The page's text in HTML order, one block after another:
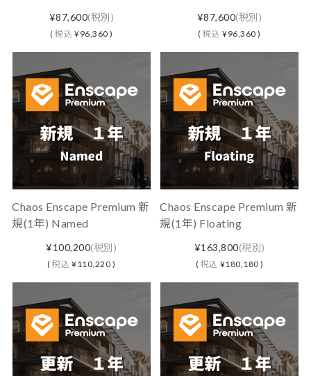
¥87,600(税別)
(税込 ¥96,360 )
¥87,600(税別)
(税込 ¥96,360 )
Chaos Enscape Premium 新
規(1年) Named
¥100,200(税別)
(税込 ¥110,220 )
Chaos Enscape Premium 新
規(1年) Floating
¥163,800(税別)
( 税込 ¥180,180 )